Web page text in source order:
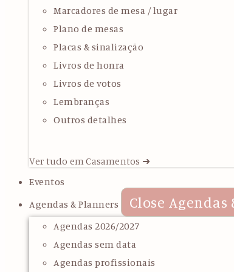
Marcadores de mesa / lugar
Plano de mesas
Placas & sinalização
Livros de honra
Livros de votos
Lembranças
Outros detalhes
Ver tudo em Casamentos ➜
Eventos
Agendas & Planners
Close Agendas
Agendas 2026/2027
Agendas sem data
Agendas profissionais